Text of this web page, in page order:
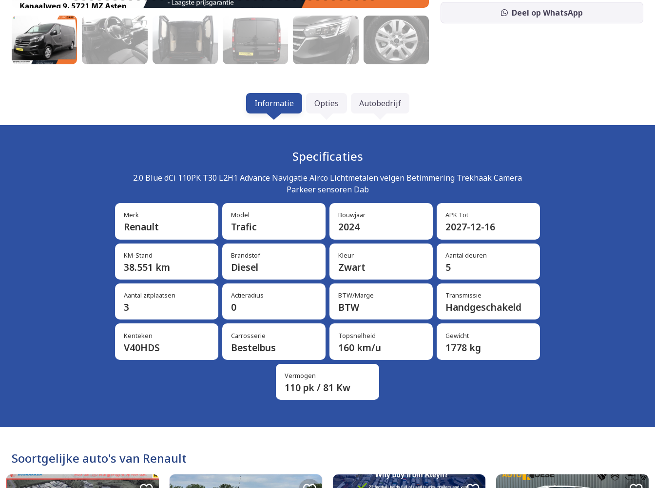
Deel op WhatsApp
Informatie Opties Autobedrijf
Specificaties
2.0 Blue dCi 110PK T30 L2H1 Advance Navigatie Airco Lichtmetalen velgen Betimmering Trekhaak Camera
Parkeer sensoren Dab
Merk
Renault
Model
Trafic
Bouwjaar
2024
APK Tot
2027-12-16
KM-Stand
38.551 km
Brandstof
Diesel
Kleur
Zwart
Aantal deuren
5
Aantal zitplaatsen
3
Actieradius
0
BTW/Marge
BTW
Transmissie
Handgeschakeld
Kenteken
V40HDS
Carrosserie
Bestelbus
Topsnelheid
160 km/u
Gewicht
1778 kg
Vermogen
110 pk / 81 Kw
Soortgelijke auto's van Renault